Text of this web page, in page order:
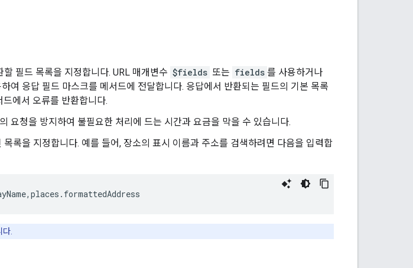
필드 목록을 지정합니다. URL 매개변수 $fields 또는 fields 를 사용하거나
여 응답 필드 마스크를 메서드에 전달합니다. 응답에서 반환되는 필드의 기본 목록
드에서 오류를 반환합니다.
요청을 방지하여 불필요한 처리에 드는 시간과 요금을 막을 수 있습니다.
목록을 지정합니다. 예를 들어, 장소의 표시 이름과 주소를 검색하려면 다음을 입력합
, places . formattedAddress
.